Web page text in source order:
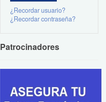
¿Recordar usuario?
¿Recordar contraseña?
Patrocinadores